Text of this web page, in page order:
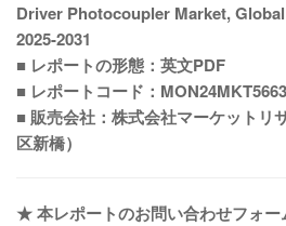
Driver Photocoupler Market,
2025-2031
■ レポートの形態：英文PDF
■ レポートコード：
■ 販売会社：株式会社マーケットリ
区新橋）
★ 本レポートのお問い合わせフォ